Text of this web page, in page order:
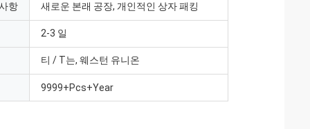
항 새로운 본래 공장, 개인적인 상자 패킹
2-3 일
티 / T는, 웨스턴 유니온
9999+Pcs+Year